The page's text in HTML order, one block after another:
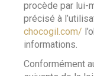
procède par lui-
précisé à
chocogil.com/
informations.
Conformément